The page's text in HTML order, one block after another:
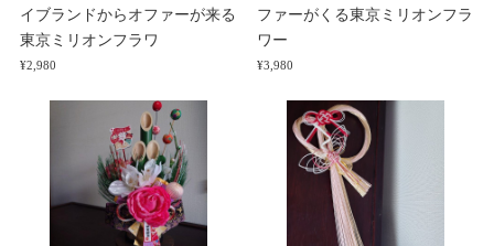
イブランドからオファーが来る
東京ミリオンフラワ
¥2,980
ファーがくる東京ミリオンフラ
ワー
¥3,980